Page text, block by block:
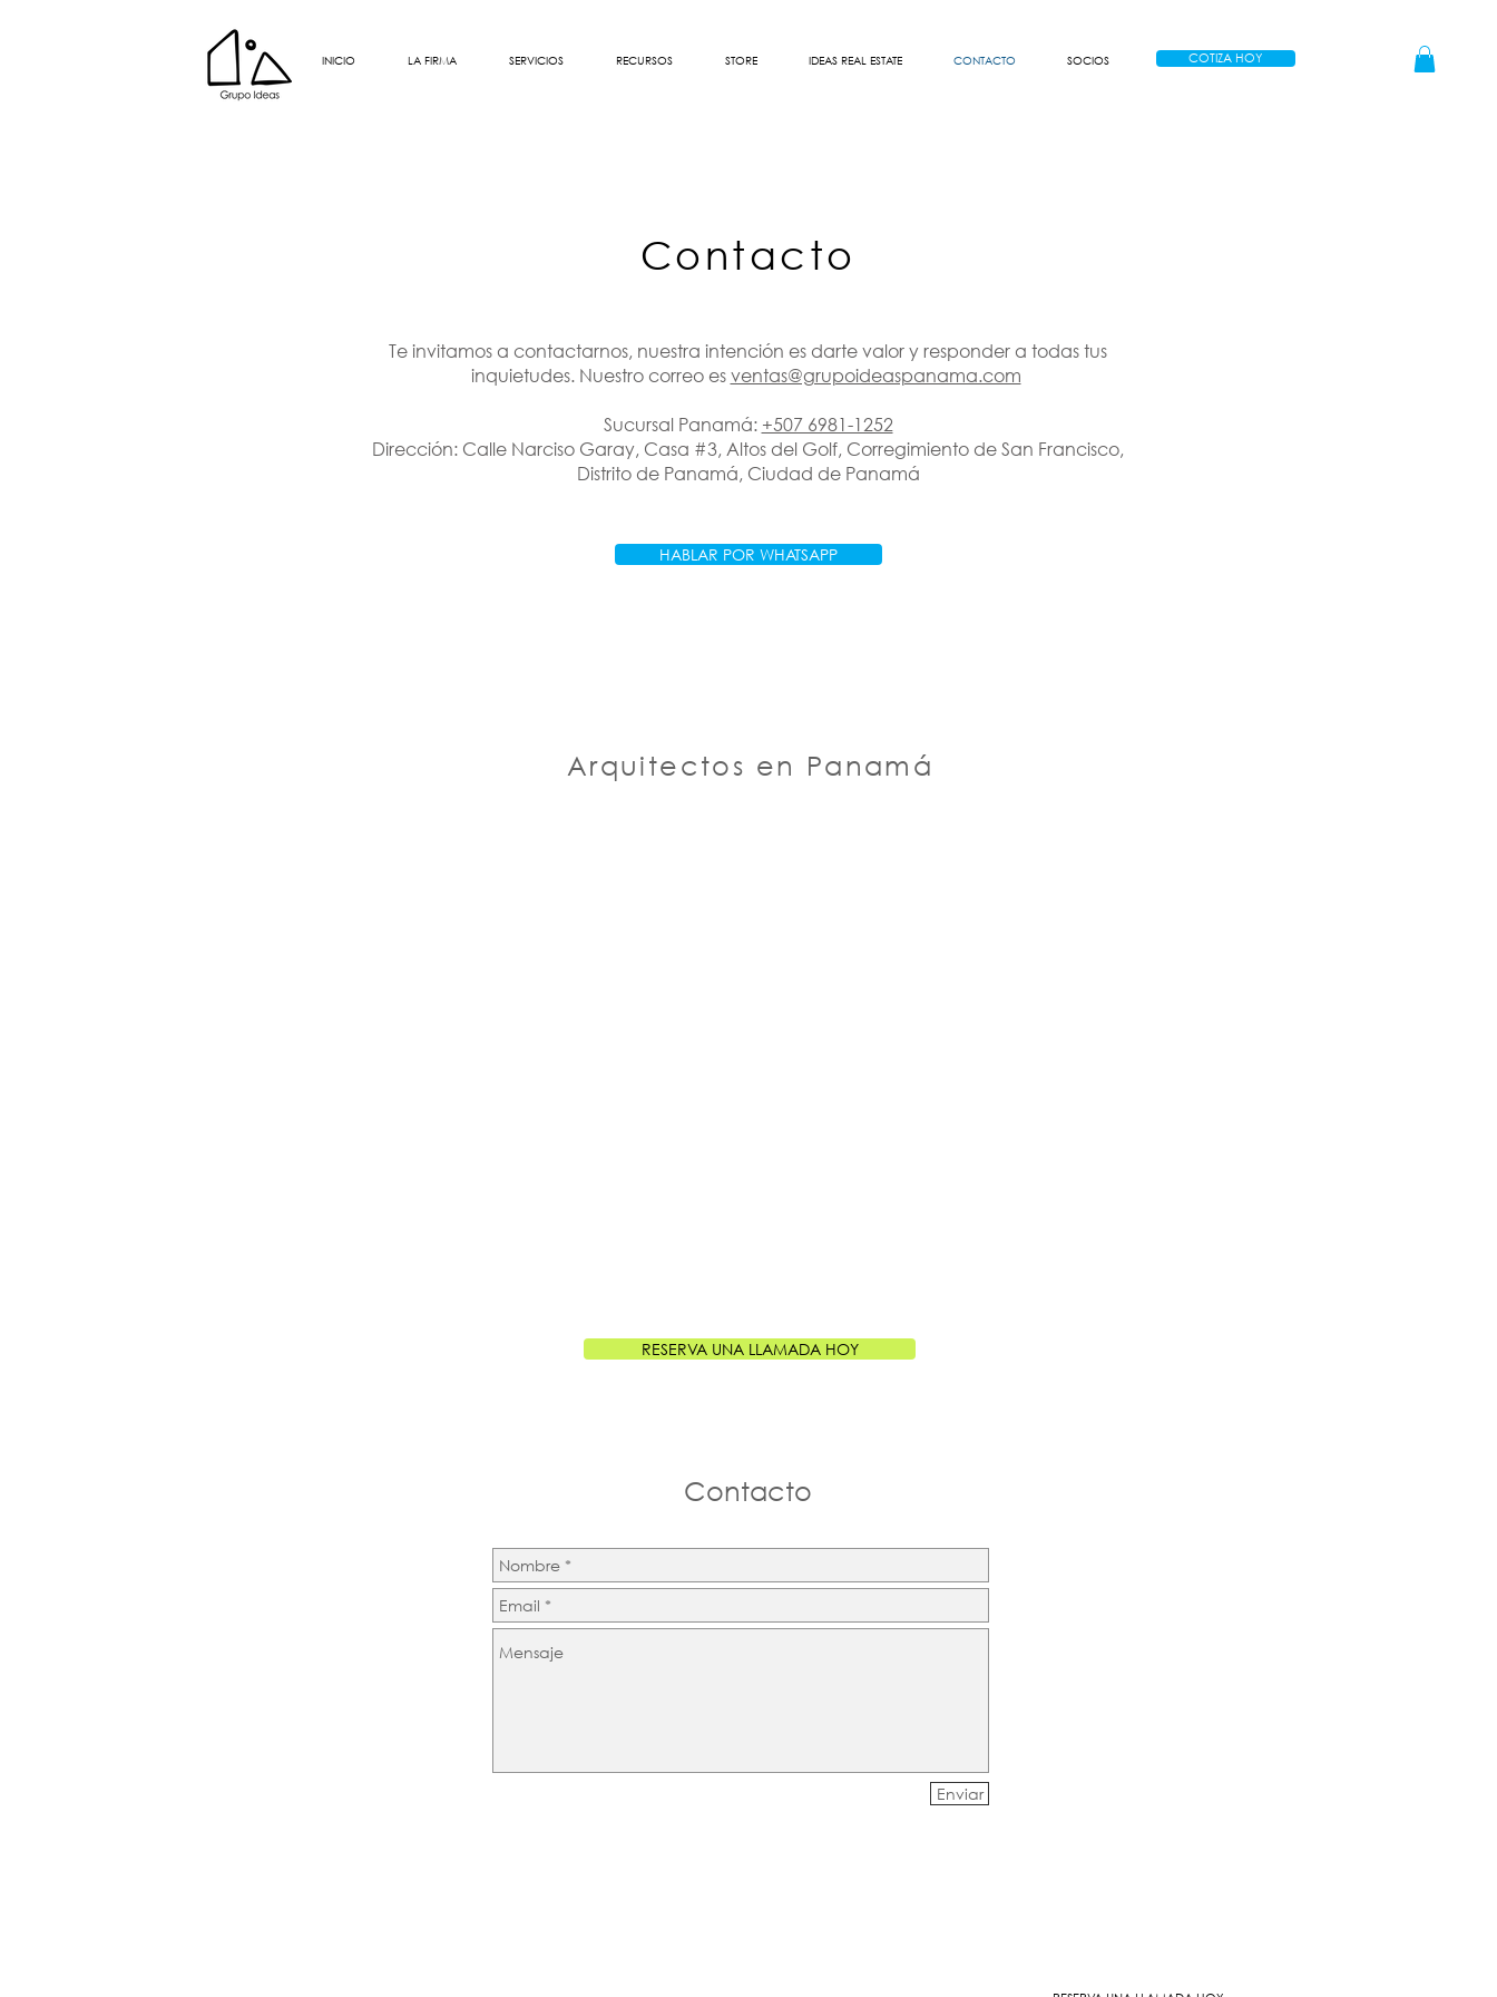
INICIO LA FIRMA SERVICIOS RECURSOS STORE IDEAS REAL ESTATE CONTACTO SOCIOS COTIZA HOY
Contacto
Te invitamos a contactarnos, nuestra intención es darte valor y responder a todas tus
inquietudes. Nuestro correo esventas@grupoideaspanama.com
Sucursal Panamá: +507 6981-1252
Dirección: Calle Narciso Garay, Casa #3, Altos del Golf, Corregimiento de San Francisco,
Distrito de Panamá, Ciudad de Panamá
HABLAR POR WHATSAPP
Arquitectos en Panamá
RESERVA UNA LLAMADA HOY
Contacto
Enviar